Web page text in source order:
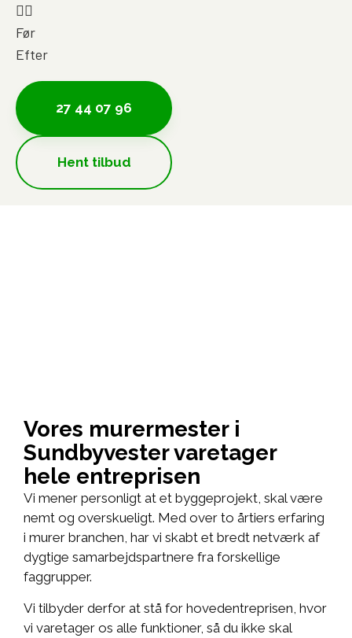
Før
Efter
27 44 07 96
Hent tilbud
Vores murermester i
Sundbyvester varetager
hele entreprisen
Vi mener personligt at et byggeprojekt, skal være
nemt og overskueligt. Med over to årtiers erfaring
i murer branchen, har vi skabt et bredt netværk af
dygtige samarbejdspartnere fra forskellige
faggrupper.
Vi tilbyder derfor at stå for hovedentreprisen, hvor
vi varetager os alle funktioner, så du ikke skal